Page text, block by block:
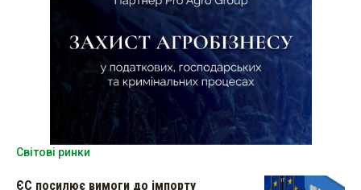
Світові ринки
ЄС посилює вимоги до імпорту